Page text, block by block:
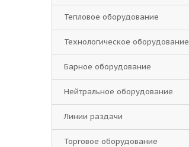
Тепловое оборудование
Технологическое оборудование
Барное оборудование
Нейтральное оборудование
Линии раздачи
Торговое оборудование